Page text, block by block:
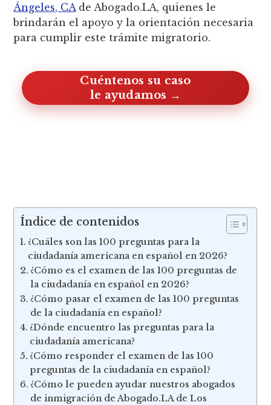
Ángeles, CA de Abogado.LA, quienes le
brindarán el apoyo y la orientación necesaria
para cumplir este trámite migratorio.
Cuéntenos su caso, le ayudamos
Índice de contenidos
¿Cuáles son las 100 preguntas para la
ciudadanía americana en español en 2026?
¿Cómo es el examen de las 100 preguntas de
la ciudadanía en español en 2026?
¿Cómo pasar el examen de las 100 preguntas
de la ciudadanía en español?
¿Dónde encuentro las preguntas para la
ciudadanía americana?
¿Cómo responder el examen de las 100
preguntas de la ciudadanía en español?
¿Cómo le pueden ayudar nuestros abogados
de inmigración de Abogado.LA de Los